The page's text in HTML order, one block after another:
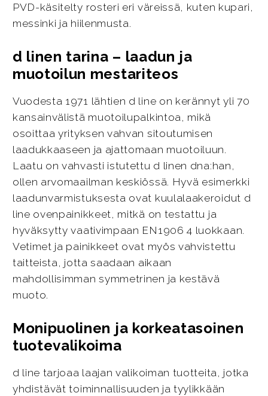
PVD-käsitelty rosteri eri väreissä, kuten kupari,
messinki ja hiilenmusta.
d linen tarina – laadun ja
muotoilun mestariteos
Vuodesta 1971 lähtien d line on kerännyt yli 70
kansainvälistä muotoilupalkintoa, mikä
osoittaa yrityksen vahvan sitoutumisen
laadukkaaseen ja ajattomaan muotoiluun.
Laatu on vahvasti istutettu d linen dna:han,
ollen arvomaailman keskiössä. Hyvä esimerkki
laadunvarmistuksesta ovat kuulalaakeroidut d
line ovenpainikkeet, mitkä on testattu ja
hyväksytty vaativimpaan EN1906 4 luokkaan.
Vetimet ja painikkeet ovat myös vahvistettu
taitteista, jotta saadaan aikaan
mahdollisimman symmetrinen ja kestävä
muoto.
Monipuolinen ja korkeatasoinen
tuotevalikoima
d line tarjoaa laajan valikoiman tuotteita, jotka
yhdistävät toiminnallisuuden ja tyylikkään